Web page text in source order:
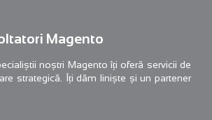
Magento
noștri Magento îți oferă servicii de
strategică. Îți dăm liniște și un partener